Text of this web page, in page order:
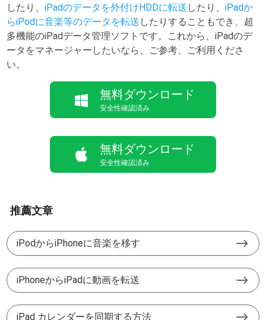
したり、iPadのデータを外付けHDDに転送 したり、iPadか
らiPodに音楽等のデータを転送 したりすることもでき、超
多機能のiPadデータ管理ソフトです。これから、iPadのデ
ータをマネージャーしたいなら、ご参考、ご利用くださ
い。
無料ダウンロード
安全性確認済み
無料ダウンロード
安全性確認済み
推薦文章
iPodからiPhoneに音楽を移す
iPhoneからiPadに動画を転送
iPad カレンダーを同期する方法